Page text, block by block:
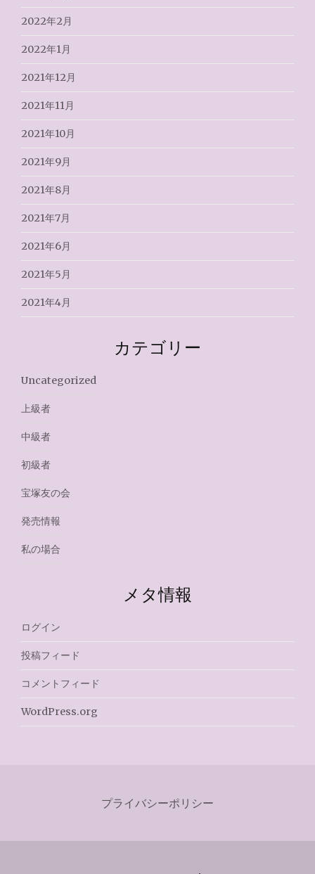
2022年2月
2022年1月
2021年12月
2021年11月
2021年10月
2021年9月
2021年8月
2021年7月
2021年6月
2021年5月
2021年4月
カテゴリー
Uncategorized
上級者
中級者
初級者
宝塚友の会
発売情報
私の場合
メタ情報
ログイン
投稿フィード
コメントフィード
WordPress.org
プライバシーポリシー